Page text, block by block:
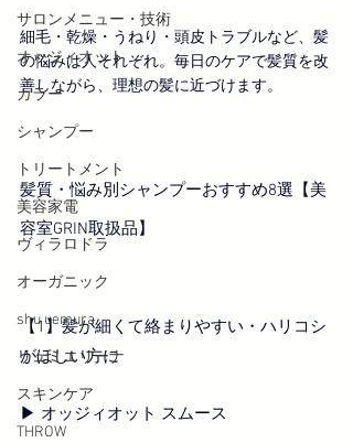
サロンメニュー・技術
オッジィオット
カラー
シャンプー
トリートメント
美容家電
ヴィラロドラ
オーガニック
shu uemura
リュミエリーナ
スキンケア
THROW
細毛・乾燥・うねり・頭皮トラブルなど、髪
の悩みは人それぞれ。毎日のケアで髪質を改
善しながら、理想の髪に近づけます。
髪質・悩み別シャンプーおすすめ8選【美
容室GRIN取扱品】
【1】髪が細くて絡まりやすい・ハリコシ
がほしい方に
▶︎ オッジィオット スムース